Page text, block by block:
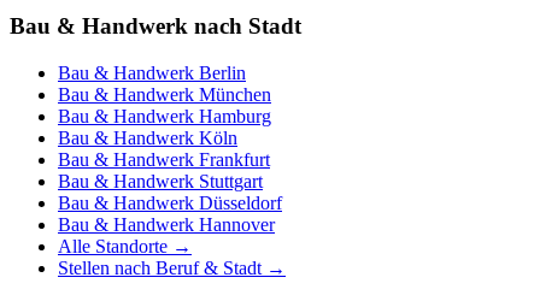
Bau & Handwerk nach Stadt
Bau & Handwerk Berlin
Bau & Handwerk München
Bau & Handwerk Hamburg
Bau & Handwerk Köln
Bau & Handwerk Frankfurt
Bau & Handwerk Stuttgart
Bau & Handwerk Düsseldorf
Bau & Handwerk Hannover
Alle Standorte →
Stellen nach Beruf & Stadt →